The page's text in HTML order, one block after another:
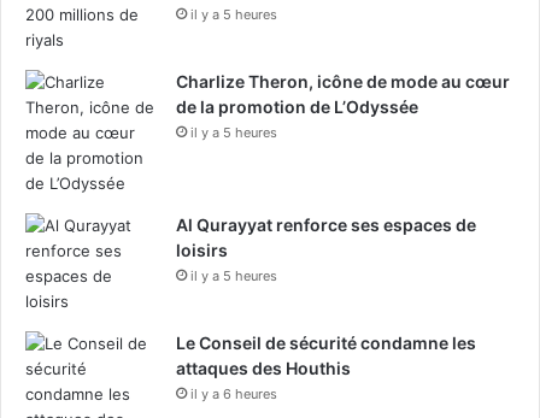
il y a 5 heures
Charlize Theron, icône de mode au cœur
de la promotion de L’Odyssée
il y a 5 heures
Al Qurayyat renforce ses espaces de
loisirs
il y a 5 heures
Le Conseil de sécurité condamne les
attaques des Houthis
il y a 6 heures